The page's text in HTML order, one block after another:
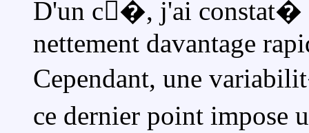
D'un c�, j'ai constat�
nettement davantage
Cependant, une
ce dernier point impose